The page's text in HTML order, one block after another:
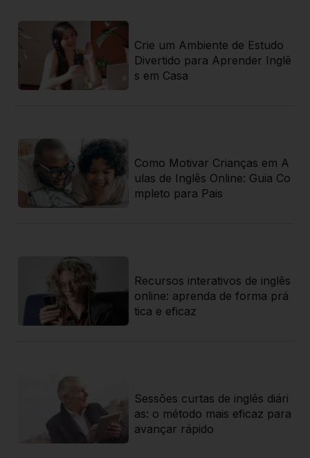
Crie um Ambiente de Estudo
Divertido para Aprender Inglê
s em Casa
Como Motivar Crianças em A
ulas de Inglês Online: Guia Co
mpleto para Pais
Recursos interativos de inglês
online: aprenda de forma prá
tica e eficaz
Sessões curtas de inglês diári
as: o método mais eficaz para
avançar rápido